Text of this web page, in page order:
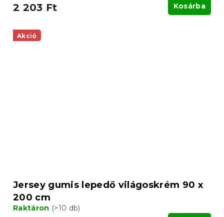
2 203 Ft Kosárba
Akció
Jersey gumis lepedő világoskrém 90 x
200 cm
Raktáron (>10 db)